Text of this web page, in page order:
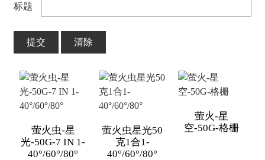
标题
提交 清除
萤火虫-星
光-50G-7 IN 1-
40°/60°/80°
萤火虫星光50
克1合1-
40°/60°/80°
萤火-星
空-50G-格栅